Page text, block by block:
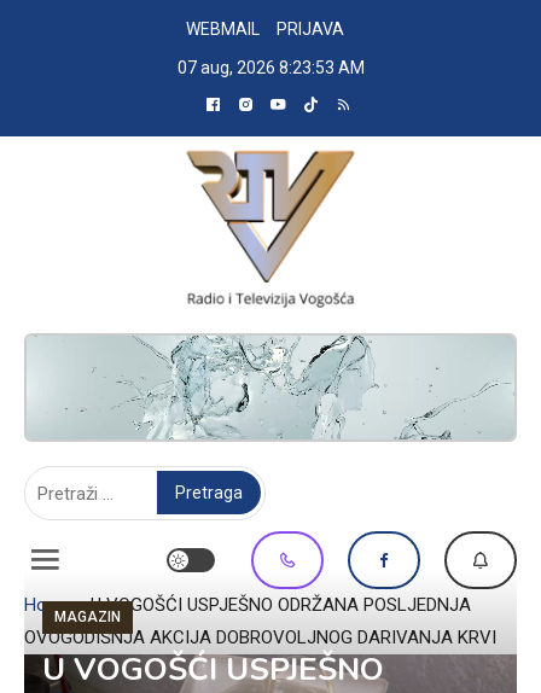
WEBMAIL
PRIJAVA
07 aug, 2026 8:23:54 AM
RADIO TELEVIZIJA VOGOŠĆA
Home»U VOGOŠĆI USPJEŠNO ODRŽANA POSLJEDNJA
OVOGODIŠNJA AKCIJA DOBROVOLJNOG DARIVANJA KRVI
MAGAZIN
U VOGOŠĆI USPJEŠNO